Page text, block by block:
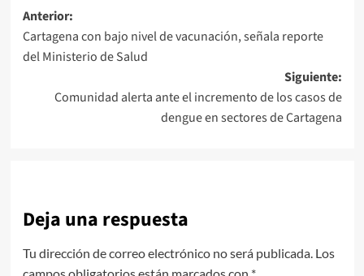
Navegación
de
entradas
Anterior:
Cartagena con bajo nivel de vacunación, señala reporte
del Ministerio de Salud
Siguiente:
Comunidad alerta ante el incremento de los casos de
dengue en sectores de Cartagena
Deja una respuesta
Tu dirección de correo electrónico no será publicada. Los